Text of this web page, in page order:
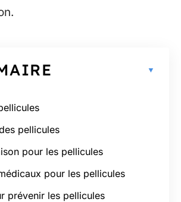
pellicules
pour les pellicules
pour les pellicules
prévenir les pellicules